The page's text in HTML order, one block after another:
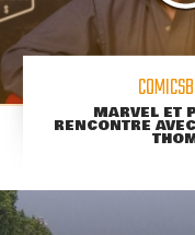
MARVEL ET
RENCONTRE